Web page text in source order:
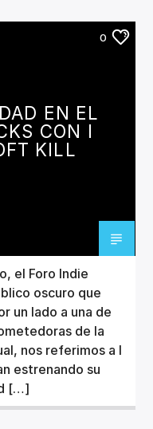
0
EN EL
CON I
KILL
el Foro Indie
oscuro que
un lado a una de
de la
nos referimos a I
estrenando su
[…]